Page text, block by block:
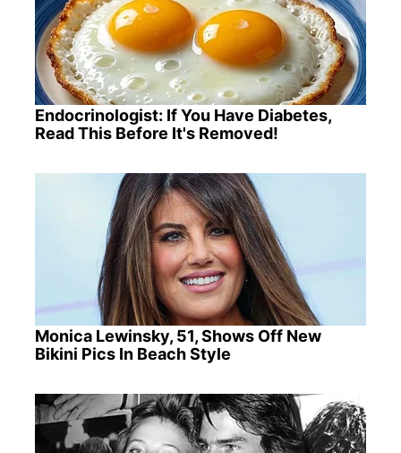
Endocrinologist: If You Have Diabetes,
Read This Before It's Removed!
Monica Lewinsky, 51, Shows Off New
Bikini Pics In Beach Style